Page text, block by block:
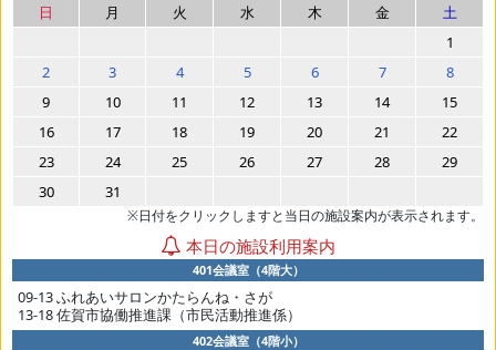
日
月 火 水 木 金
土
1
2
3 4 5 6 7
8
9
10 11 12 13 14
15
16
17 18 19 20 21
22
23
24 25 26 27 28
29
30
31
※日付をクリックしますと当日の施設案内が表示されます。
本日の施設利用案内
401会議室（4階大）
09-13 ふれあいサロンかたらんね・さが
13-18 佐賀市協働推進課（市民活動推進係）
402会議室（4階小）